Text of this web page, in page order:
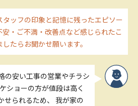
タッフの印象と記憶に残ったエピソー
安・ご不満・改善点など感じられたこ
たらお聞かせ願います。
の安い工事の営業やチラシ
ショーの方が値段は高く
せられるため、 我が家の